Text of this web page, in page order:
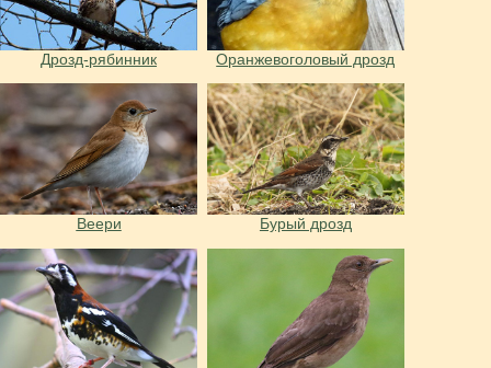
Дрозд-рябинник Оранжевоголовый дрозд
Веери Бурый дрозд